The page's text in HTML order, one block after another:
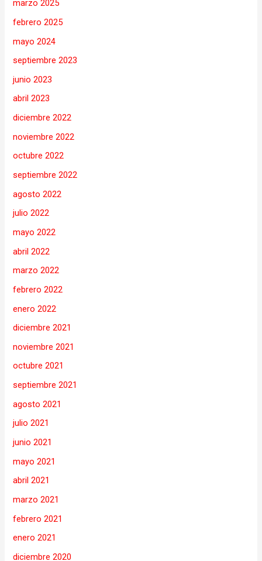
marzo 2025
febrero 2025
mayo 2024
septiembre 2023
junio 2023
abril 2023
diciembre 2022
noviembre 2022
octubre 2022
septiembre 2022
agosto 2022
julio 2022
mayo 2022
abril 2022
marzo 2022
febrero 2022
enero 2022
diciembre 2021
noviembre 2021
octubre 2021
septiembre 2021
agosto 2021
julio 2021
junio 2021
mayo 2021
abril 2021
marzo 2021
febrero 2021
enero 2021
diciembre 2020